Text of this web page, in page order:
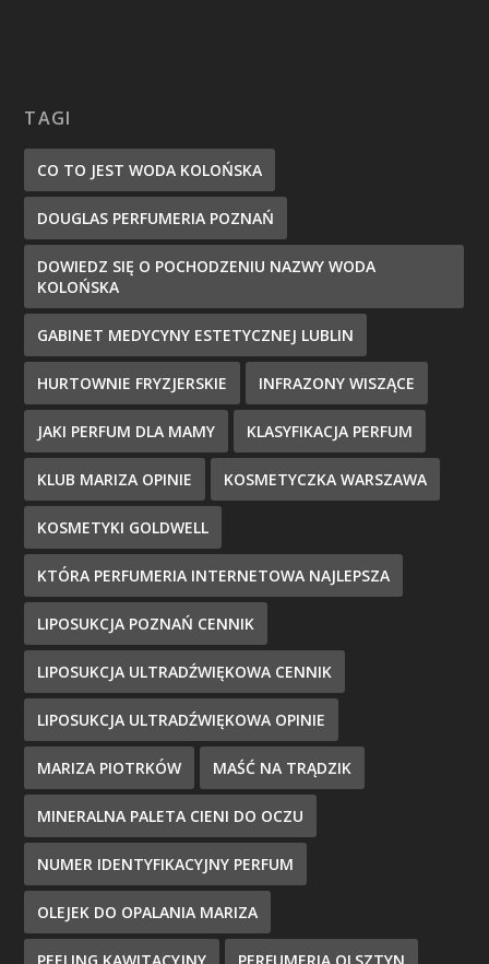
TAGI
CO TO JEST WODA KOLOŃSKA
DOUGLAS PERFUMERIA POZNAŃ
DOWIEDZ SIĘ O POCHODZENIU NAZWY WODA
KOLOŃSKA
GABINET MEDYCYNY ESTETYCZNEJ LUBLIN
HURTOWNIE FRYZJERSKIE INFRAZONY WISZĄCE
JAKI PERFUM DLA MAMY KLASYFIKACJA PERFUM
KLUB MARIZA OPINIE KOSMETYCZKA WARSZAWA
KOSMETYKI GOLDWELL
KTÓRA PERFUMERIA INTERNETOWA NAJLEPSZA
LIPOSUKCJA POZNAŃ CENNIK
LIPOSUKCJA ULTRADŹWIĘKOWA CENNIK
LIPOSUKCJA ULTRADŹWIĘKOWA OPINIE
MARIZA PIOTRKÓW MAŚĆ NA TRĄDZIK
MINERALNA PALETA CIENI DO OCZU
NUMER IDENTYFIKACYJNY PERFUM
OLEJEK DO OPALANIA MARIZA